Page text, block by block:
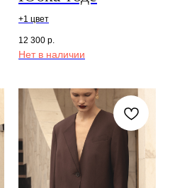
+1 цвет
12 300 р.
Нет в наличии